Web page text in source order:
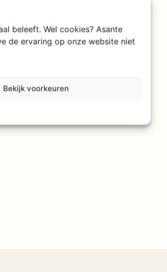
beleeft. Wel cookies? Asante
de ervaring op onze website niet
Bekijk voorkeuren